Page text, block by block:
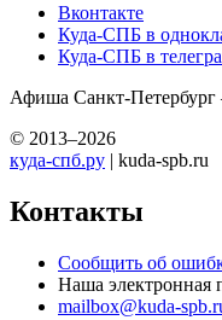
Вконтакте
Куда-СПБ в
Куда-СПБ в
Афиша Санкт-Петербург
© 2013–2026
куда-спб.ру | kuda-spb.ru
Контакты
Сообщить об
Наша электронная
mailbox@kuda-